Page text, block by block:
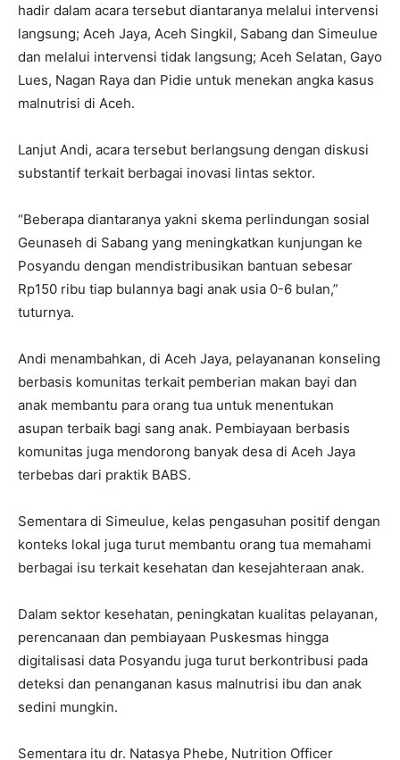
hadir dalam acara tersebut diantaranya melalui intervensi
langsung; Aceh Jaya, Aceh Singkil, Sabang dan Simeulue
dan melalui intervensi tidak langsung; Aceh Selatan, Gayo
Lues, Nagan Raya dan Pidie untuk menekan angka kasus
malnutrisi di Aceh.
Lanjut Andi, acara tersebut berlangsung dengan diskusi
substantif terkait berbagai inovasi lintas sektor.
“Beberapa diantaranya yakni skema perlindungan sosial
Geunaseh di Sabang yang meningkatkan kunjungan ke
Posyandu dengan mendistribusikan bantuan sebesar
Rp150 ribu tiap bulannya bagi anak usia 0-6 bulan,”
tuturnya.
Andi menambahkan, di Aceh Jaya, pelayananan konseling
berbasis komunitas terkait pemberian makan bayi dan
anak membantu para orang tua untuk menentukan
asupan terbaik bagi sang anak. Pembiayaan berbasis
komunitas juga mendorong banyak desa di Aceh Jaya
terbebas dari praktik BABS.
Sementara di Simeulue, kelas pengasuhan positif dengan
konteks lokal juga turut membantu orang tua memahami
berbagai isu terkait kesehatan dan kesejahteraan anak.
Dalam sektor kesehatan, peningkatan kualitas pelayanan,
perencanaan dan pembiayaan Puskesmas hingga
digitalisasi data Posyandu juga turut berkontribusi pada
deteksi dan penanganan kasus malnutrisi ibu dan anak
sedini mungkin.
Sementara itu dr. Natasya Phebe, Nutrition Officer